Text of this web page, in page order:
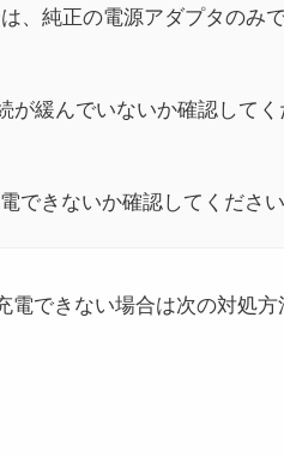
、純正の電源アダプタのみ
緩んでいないか確認してく
できないか確認してください
できない場合は次の対処方